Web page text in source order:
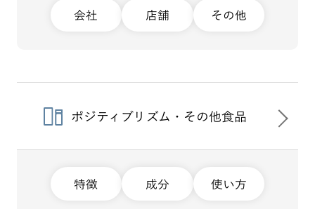
会社 店舗 その他
ポジティブリズム・その他食品
特徴 成分 使い方